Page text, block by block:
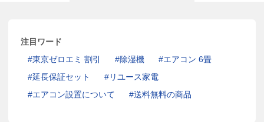
注目ワード
東京ゼロエミ 割引
除湿機
エアコン 6畳
延長保証セット
リユース家電
エアコン設置について
送料無料の商品